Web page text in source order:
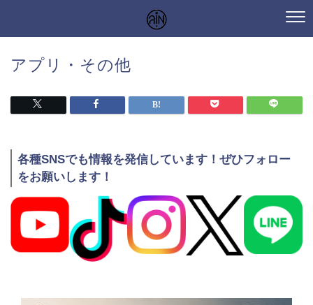
アプリ・その他
各種SNSでも情報を発信しています！ぜひフォロー
をお願いします！